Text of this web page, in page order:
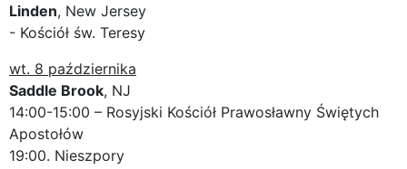
Linden, New Jersey
- Kościół św. Teresy
wt. 8 października
Saddle Brook, NJ
14:00-15:00 – Rosyjski Kościół Prawosławny Świętych
Apostołów
19:00. Nieszpory